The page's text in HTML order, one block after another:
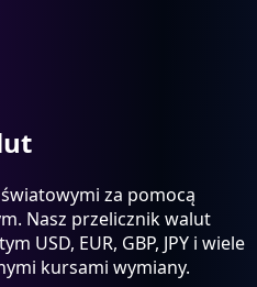
za pomocą
Nasz przelicznik walut
USD, EUR, GBP, JPY i wiele
kursami wymiany.